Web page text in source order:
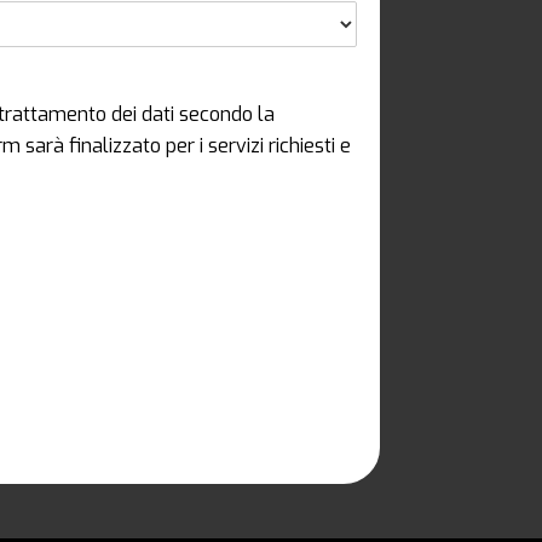
dei dati secondo la
sarà finalizzato per i servizi richiesti e